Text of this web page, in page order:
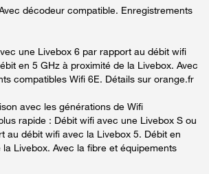
décodeur compatible. Enregistrements
une Livebox 6 par rapport au débit wifi
en 5 GHz à proximité de la Livebox. Avec
compatibles Wifi 6E. Détails sur orange.fr
avec les générations de Wifi
rapide : Débit wifi avec une Livebox S ou
au débit wifi avec la Livebox 5. Débit en
Livebox. Avec la fibre et équipements